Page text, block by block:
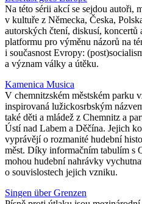
Na této sérii akcí se sejdou autoři,
v kultuře z Německa, Česka,
autorských čtení, diskusí,
platformu pro výměnu názorů na
i současnost Evropy:
a význam války a útěku.
Kamenica Musica
V chemnitzském městském parku
inspirovaná lužickosrbským
také děti a mládež z Chemnitz a
Ústí nad Labem a Děčína. Jejich
vyprávějí o rozmanité hudební
měst. Díky informačním tabulím s
mohou hudební nahrávky
o souvislostech jejich vzniku.
Singen über Grenzen